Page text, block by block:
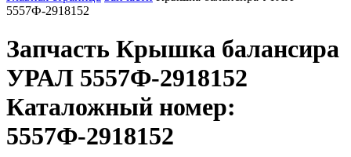
5557Ф-2918152
Запчасть Крышка балансира
УРАЛ 5557Ф-2918152
Каталожный номер:
5557Ф-2918152